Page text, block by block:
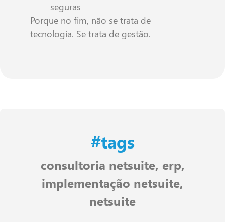
seguras
Porque no fim, não se trata de
tecnologia. Se trata de gestão.
#tags
consultoria netsuite, erp,
implementação netsuite,
netsuite